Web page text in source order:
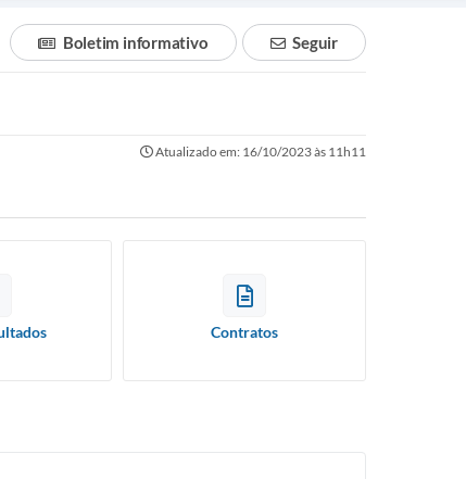
Seguir
Boletim informativo
Atualizado em: 16/10/2023 às 11h11
Contratos